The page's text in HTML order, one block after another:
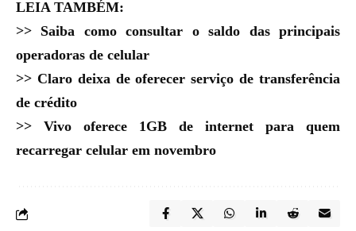
LEIA TAMBÉM:
>> Saiba como consultar o saldo das principais
operadoras de celular
>> Claro deixa de oferecer serviço de transferência
de crédito
>> Vivo oferece 1GB de internet para quem
recarregar celular em novembro